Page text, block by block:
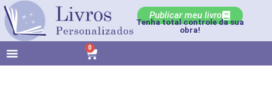
Publicar meu livro
Tenha total controle da sua
obra!
0